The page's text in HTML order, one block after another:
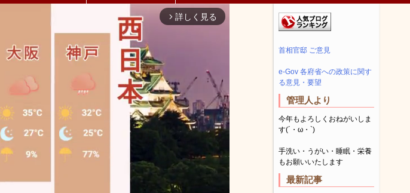
arrow_forward_ios 詳しく見る
首相官邸 ご意見
e-Gov 各府省への政策に関す
る意見・要望
管理人より
今年もよろしくおねがいしま
す(´・ω・`)
手洗い・うがい・睡眠・栄養
もお願いいたします
最新記事